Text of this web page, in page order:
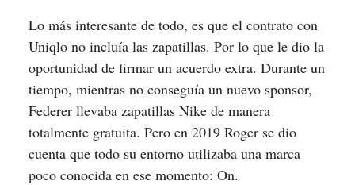
Lo más interesante de todo, es que el contrato con
Uniqlo no incluía las zapatillas. Por lo que le dio la
oportunidad de firmar un acuerdo extra. Durante un
tiempo, mientras no conseguía un nuevo sponsor,
Federer llevaba zapatillas Nike de manera
totalmente gratuita. Pero en 2019 Roger se dio
cuenta que todo su entorno utilizaba una marca
poco conocida en ese momento: On.